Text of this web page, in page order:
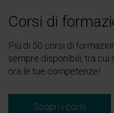
Corsi di
Più di 50 corsi di
sempre disponibili, tra cui
ora le tue competenze!
Scopri i corsi